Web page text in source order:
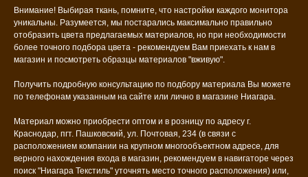
Внимание! Выбирая ткань, помните, что настройки каждого монитора
уникальны. Разумеется, мы постарались максимально правильно
отобразить цвета предлагаемых материалов, но при необходимости
более точного подбора цвета - рекомендуем Вам приехать к нам в
магазин и посмотреть образцы материалов "вживую".
Получить подробную консультацию по подбору материала Вы можете
по телефонам указанным на сайте или лично в магазине Ниагара.
Материал можно приобрести оптом и в розницу по адресу г.
Краснодар, пгт. Пашковский, ул. Почтовая, 234 (в связи с
расположением компании на крупном многообъектном адресе, для
верного нахождения входа в магазин, рекомендуем в навигаторе через
поиск "Ниагара Текстиль" уточнять место точного расположения) или,